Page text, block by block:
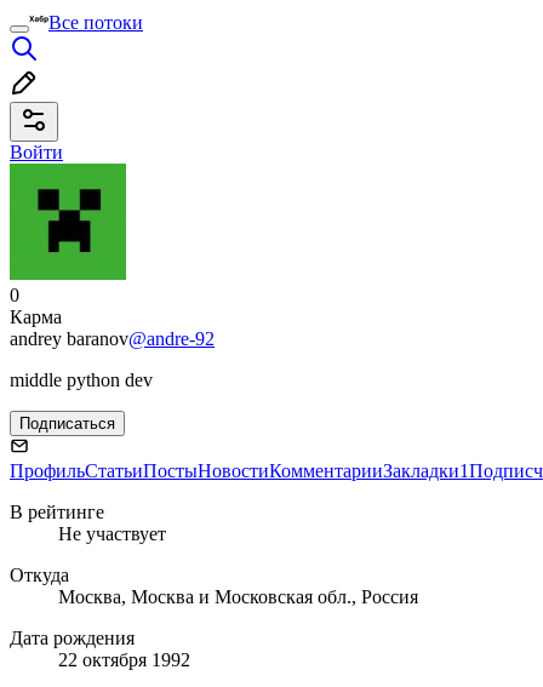
Все потоки
Войти
0
Карма
andrey baranov@andre-92
middle python dev
Подписаться
ПрофильСтатьиПостыНовостиКомментарииЗакладки1
В рейтинге
Не участвует
Откуда
Москва, Москва и Московская обл., Россия
Дата рождения
22 октября 1992